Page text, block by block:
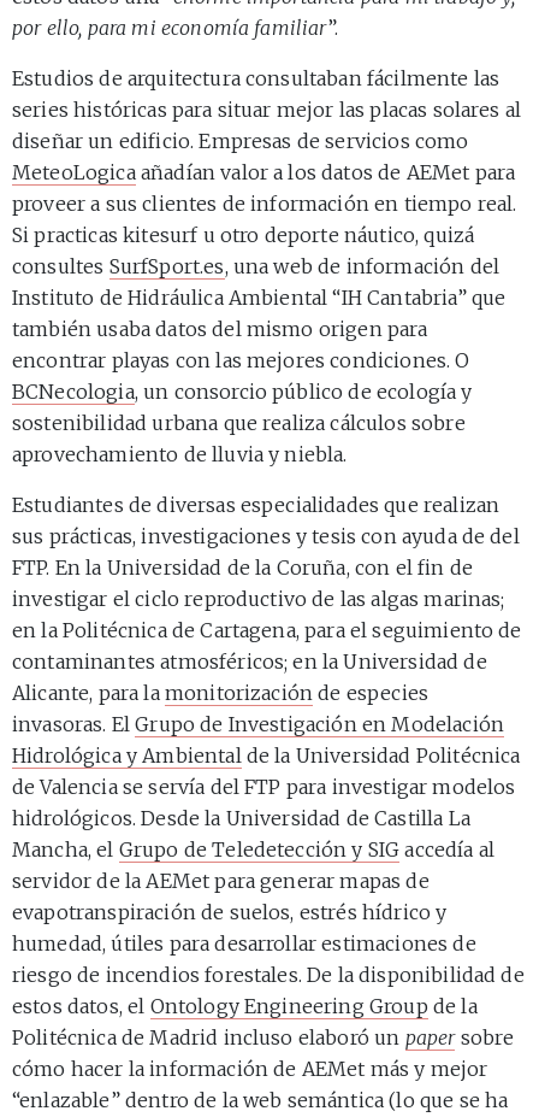
por ello, para mi economía familiar”.
Estudios de arquitectura consultaban fácilmente las
series históricas para situar mejor las placas solares al
diseñar un edificio. Empresas de servicios como
MeteoLogicaañadían valor a los datos de AEMet para
proveer a sus clientes de información en tiempo real.
Si practicas kitesurf u otro deporte náutico, quizá
consultes SurfSport.es, una web de información del
Instituto de Hidráulica Ambiental “IH Cantabria” que
también usaba datos del mismo origen para
encontrar playas con las mejores condiciones. O
BCNecologia, un consorcio público de ecología y
sostenibilidad urbana que realiza cálculos sobre
aprovechamiento de lluvia y niebla.
Estudiantes de diversas especialidades que realizan
sus prácticas, investigaciones y tesis con ayuda de del
FTP. En la Universidad de la Coruña, con el fin de
investigar el ciclo reproductivo de las algas marinas;
en la Politécnica de Cartagena, para el seguimiento de
contaminantes atmosféricos; en la Universidad de
Alicante, para la monitorización de especies
invasoras. ElGrupo de Investigación en Modelación
Hidrológica y Ambiental de la Universidad Politécnica
de Valencia se servía del FTP para investigar modelos
hidrológicos. Desde la Universidad de Castilla La
Mancha, el Grupo de Teledetección y SIG accedía al
servidor de la AEMet para generar mapas de
evapotranspiración de suelos, estrés hídrico y
humedad, útiles para desarrollar estimaciones de
riesgo de incendios forestales. De la disponibilidad de
estos datos, el Ontology Engineering Group de la
Politécnica de Madrid incluso elaboró un papersobre
cómo hacer la información de AEMet más y mejor
“enlazable” dentro de la web semántica (lo que se ha